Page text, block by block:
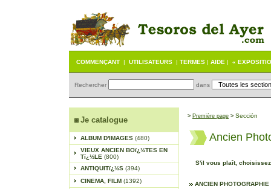
COMMENÇANT | UTILISATEURS | TERMES | AIDE | «
Rechercher dans
Je catalogue
ALBUM D'IMAGES (480)
VIEUX ANCIEN BOï¿½TES EN
Tï¿½LE (800)
ANTIQUITï¿½S (394)
CINEMA, FILM (1392)
> Première page > Sección
Ancien
S'il vous plaît,
ANCIEN PHOTOGRAPHIE